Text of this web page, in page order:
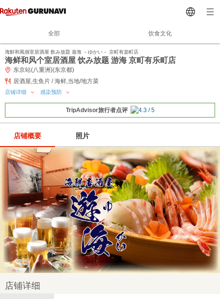
全部 饮食文化
海鮮和風個室居酒屋 飲み放題 遊海 －ゆかい－ 京町有楽町店
海鲜和风个室居酒屋 饮み放题 游海 京町有乐町店
东京站(八重洲)(东京都)
居酒屋,生鱼片 / 海鲜,当地/地方菜
店铺详细 感染预防
TripAdvisor旅行者点评
店铺概要 照片
店铺详细